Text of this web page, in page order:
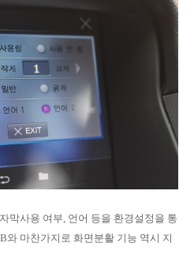
막사용 여부, 언어 등을 환경설정을 통
와 마찬가지로 화면분활 기능 역시 지